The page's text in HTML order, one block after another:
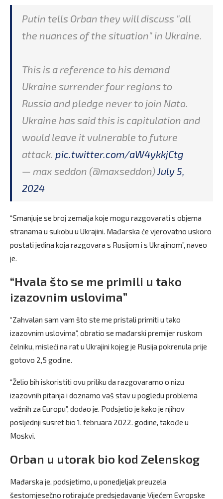
Putin tells Orban they will discuss "all
the nuances of the situation" in Ukraine.
This is a reference to his demand
Ukraine surrender four regions to
Russia and pledge never to join Nato.
Ukraine has said this is capitulation and
would leave it vulnerable to future
attack. pic.twitter.com/aW4ykkjCtg
— max seddon (@maxseddon)July 5,
2024
“Smanjuje se broj zemalja koje mogu razgovarati s objema
stranama u sukobu u Ukrajini. Mađarska će vjerovatno uskoro
postati jedina koja razgovara s Rusijom i s Ukrajinom”, naveo
je.
“Hvala što se me primili u tako
izazovnim uslovima”
“Zahvalan sam vam što ste me pristali primiti u tako
izazovnim uslovima”, obratio se mađarski premijer ruskom
čelniku, misleći na rat u Ukrajini kojeg je Rusija pokrenula prije
gotovo 2,5 godine.
“Želio bih iskoristiti ovu priliku da razgovaramo o nizu
izazovnih pitanja i doznamo vaš stav u pogledu problema
važnih za Europu”, dodao je. Podsjetio je kako je njihov
posljednji susret bio 1. februara 2022. godine, takođe u
Moskvi.
Orban u utorak bio kod Zelenskog
Mađarska je, podsjetimo, u ponedjeljak preuzela
šestomjesečno rotirajuće predsjedavanje Vijećem Evropske